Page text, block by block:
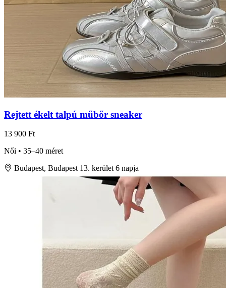
Rejtett ékelt talpú műbőr sneaker
13 900 Ft
Női • 35–40 méret
Budapest, Budapest 13. kerület 6 napja